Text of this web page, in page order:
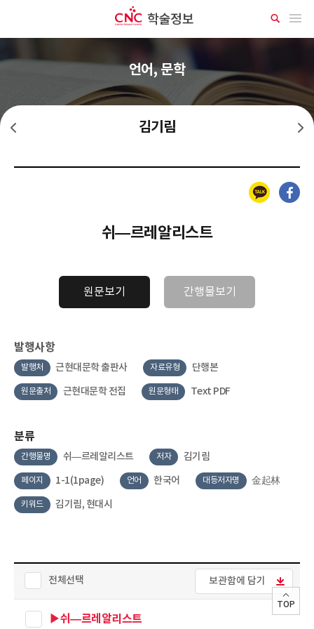
메뉴 열기
상
세
언어, 문학
김기림 김상용
카카오톡 페이스북
쉬―르레알리스트
원문보기 간행물보기
발행사항
발행처 근현대문학 출판사 자료유형 단행본
원문출처 근현대문학 전집 원문형태 Text PDF
분류
간행물명 쉬―르레알리스트 저자 김기림
페이지 1-1(1page) 언어 한국어 대등저자명 金起林
키워드 김기림, 현대시
전체선택 보관함에 담기
▶쉬―르레알리스트
TOP